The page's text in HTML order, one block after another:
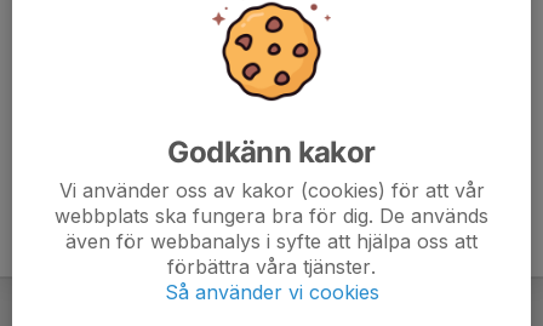
Godkänn kakor
Vi använder oss av kakor (cookies) för att vår
webbplats ska fungera bra för dig. De används
även för webbanalys i syfte att hjälpa oss att
förbättra våra tjänster.
Så använder vi cookies